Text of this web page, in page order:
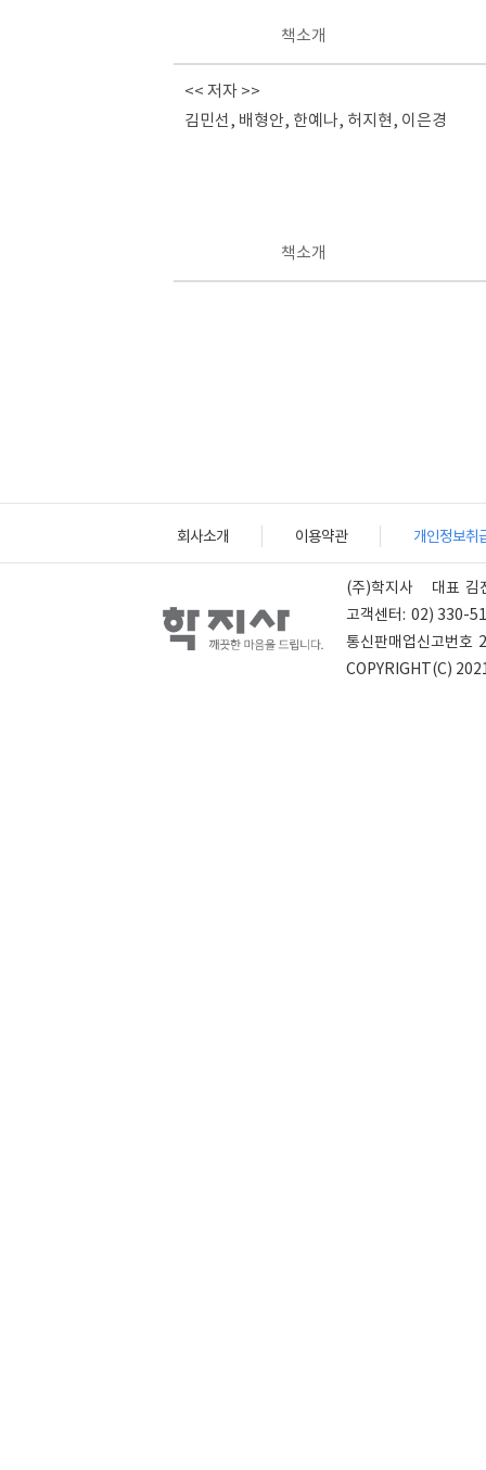
책소개
<< 저자 >>
김민선, 배형안, 한예나, 허지현, 이은경
책소개
회사소개 이용약관 개인정보취
(주)학지사 대표 김
고객센터: 02) 330-
통신판매업신고번호
COPYRIGHT(C)